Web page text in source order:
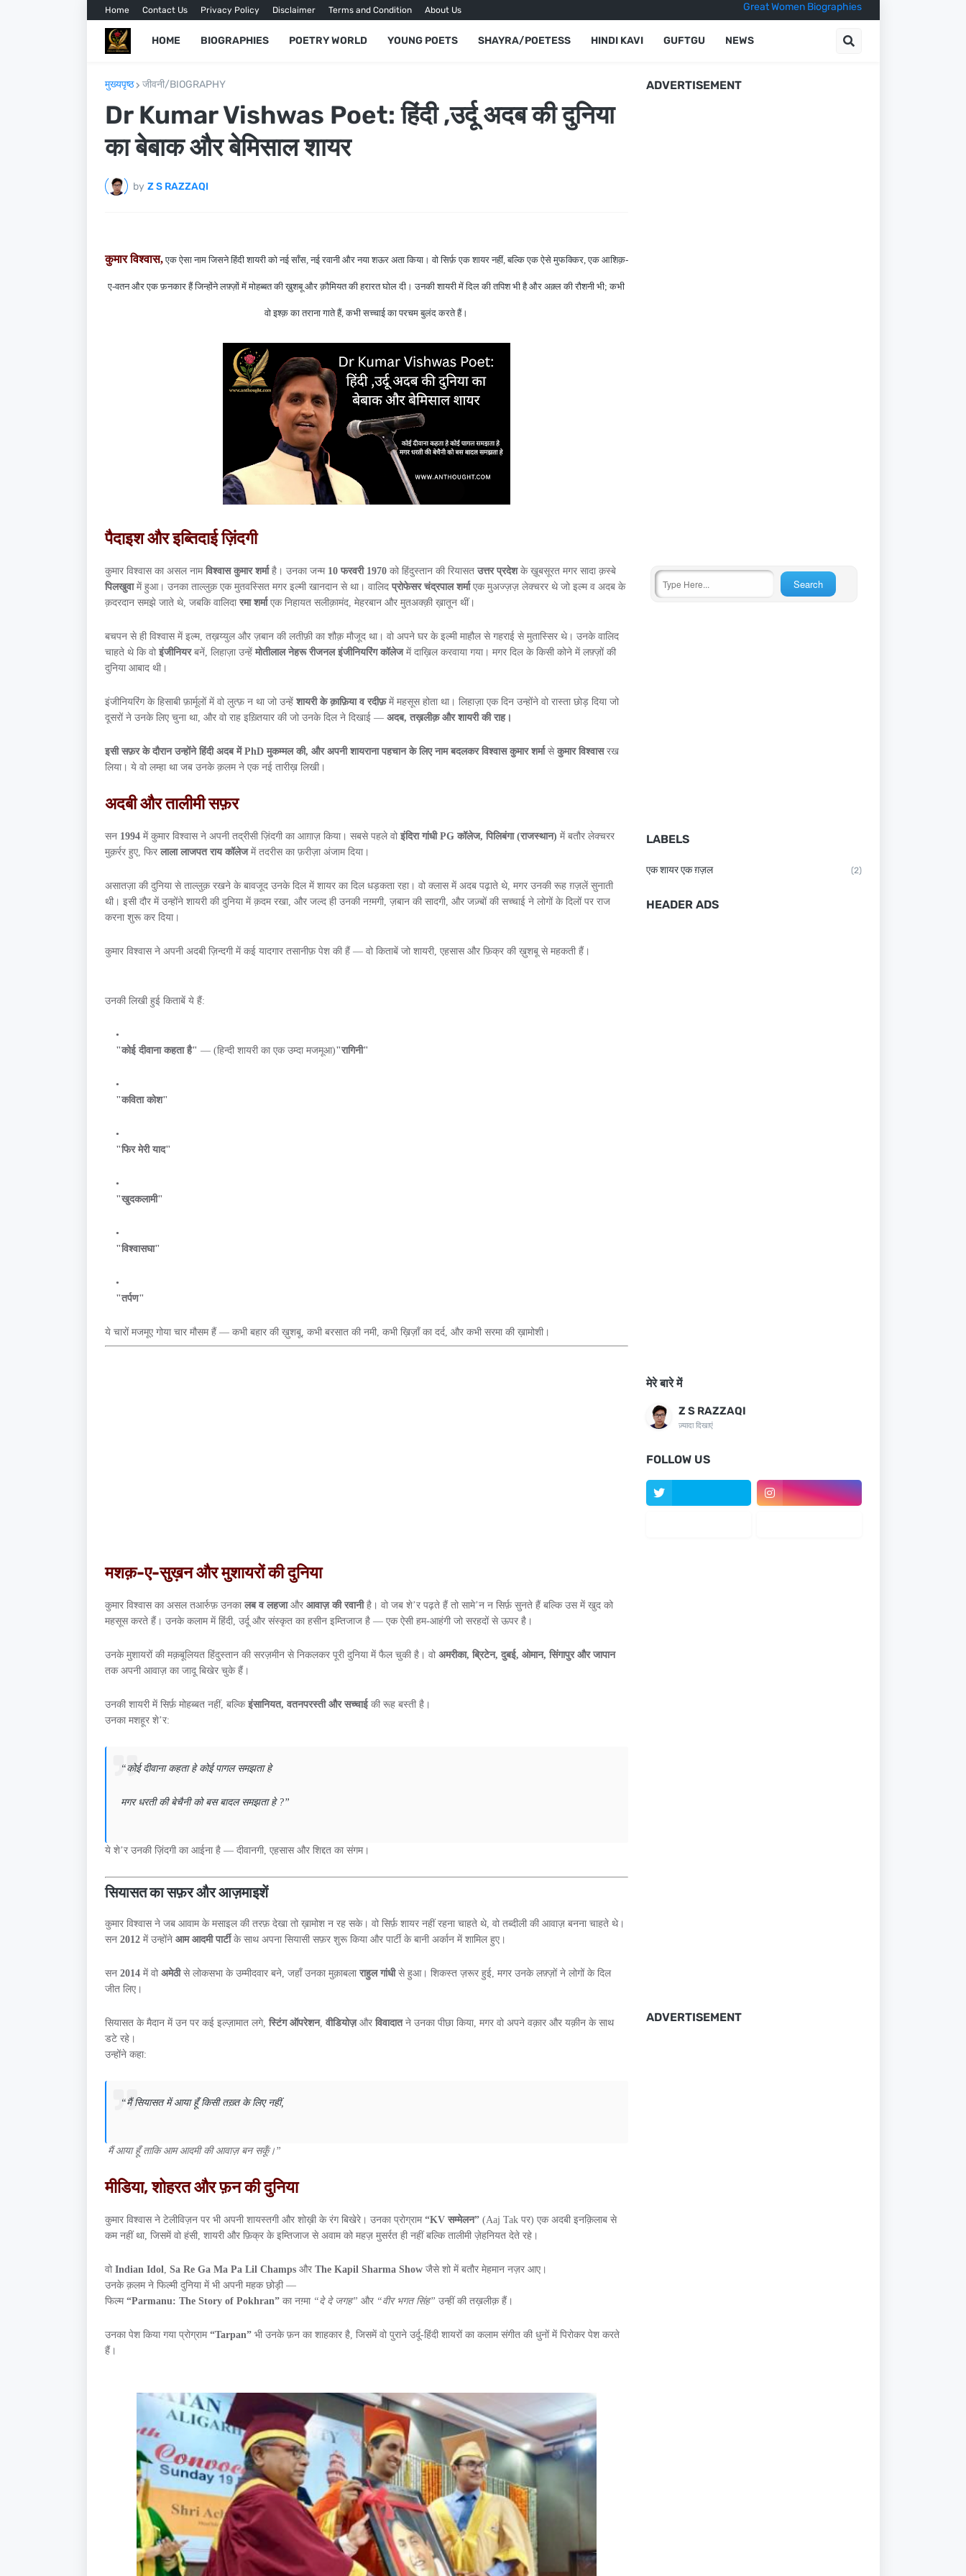
Home Contact Us Privacy Policy Disclaimer Terms and Condition About Us Great Women Biographies
HOME BIOGRAPHIES POETRY WORLD YOUNG POETS SHAYRA/POETESS HINDI KAVI GUFTGU NEWS
मुख्यपृष्ठ जीवनी/BIOGRAPHY
Dr Kumar Vishwas Poet: हिंदी ,उर्दू अदब की दुनिया
का बेबाक और बेमिसाल शायर
by Z S RAZZAQI
कुमार विश्वास,एक ऐसा नाम जिसने हिंदी शायरी को नई साँस, नई रवानी और नया शऊर अता किया। वो सिर्फ़ एक शायर नहीं, बल्कि एक ऐसे मुफक्किर, एक आशिक़-
ए-वतन और एक फ़नकार हैं जिन्होंने लफ़्ज़ों में मोहब्बत की ख़ुशबू और क़ौमियत की हरारत घोल दी। उनकी शायरी में दिल की तपिश भी है और अक़्ल की रौशनी भी; कभी
वो इश्क़ का तराना गाते हैं, कभी सच्चाई का परचम बुलंद करते हैं।
पैदाइश और इब्तिदाई ज़िंदगी
कुमार विश्वास का असल नाम विश्वास कुमार शर्माहै। उनका जन्म 10 फरवरी 1970को हिंदुस्तान की रियासत उत्तर प्रदेशके ख़ूबसूरत मगर सादा क़स्बे
पिलखुवामें हुआ। उनका ताल्लुक़ एक मुतवस्सित मगर इल्मी खानदान से था। वालिद प्रोफेसर चंद्रपाल शर्माएक मुअज्ज़ज़ लेक्चरर थे जो इल्म व अदब के
क़दरदान समझे जाते थे, जबकि वालिदा रमा शर्माएक निहायत सलीक़ामंद, मेहरबान और मुतअक्क़ी ख़ातून थीं।
बचपन से ही विश्वास में इल्म, तख़य्युल और ज़बान की लतीफ़ी का शौक़ मौजूद था। वो अपने घर के इल्मी माहौल से गहराई से मुतास्सिर थे। उनके वालिद
चाहते थे कि वो इंजीनियरबनें, लिहाज़ा उन्हें मोतीलाल नेहरू रीजनल इंजीनियरिंग कॉलेजमें दाख़िल करवाया गया। मगर दिल के किसी कोने में लफ़्ज़ों की
दुनिया आबाद थी।
इंजीनियरिंग के हिसाबी फ़ार्मूलों में वो लुत्फ़ न था जो उन्हें शायरी के क़ाफ़िया व रदीफ़में महसूस होता था। लिहाज़ा एक दिन उन्होंने वो रास्ता छोड़ दिया जो
दूसरों ने उनके लिए चुना था, और वो राह इख़्तियार की जो उनके दिल ने दिखाई — अदब, तख़लीक़ और शायरी की राह।
इसी सफ़र के दौरान उन्होंने हिंदी अदब में PhDमुकम्मल की, और अपनी शायराना पहचान के लिए नाम बदलकर विश्वास कुमार शर्मासे कुमार विश्वासरख
लिया। ये वो लम्हा था जब उनके क़लम ने एक नई तारीख़ लिखी।
अदबी और तालीमी सफ़र
सन 1994में कुमार विश्वास ने अपनी तद्रीसी ज़िंदगी का आग़ाज़ किया। सबसे पहले वो इंदिरा गांधी PG कॉलेज, पिलिबंगा (राजस्थान) में बतौर लेक्चरर
मुक़र्रर हुए, फिर लाला लाजपत राय कॉलेजमें तदरीस का फ़रीज़ा अंजाम दिया।
असातज़ा की दुनिया से ताल्लुक़ रखने के बावजूद उनके दिल में शायर का दिल धड़कता रहा। वो क्लास में अदब पढ़ाते थे, मगर उनकी रूह ग़ज़लें सुनाती
थी। इसी दौर में उन्होंने शायरी की दुनिया में क़दम रखा, और जल्द ही उनकी नग़्मगी, ज़बान की सादगी, और जज़्बों की सच्चाई ने लोगों के दिलों पर राज
करना शुरू कर दिया।
कुमार विश्वास ने अपनी अदबी ज़िन्दगी में कई यादगार तसानीफ़ पेश की हैं — वो किताबें जो शायरी, एहसास और फ़िक्र की ख़ुशबू से महकती हैं।
उनकी लिखी हुई किताबें ये हैं:
"कोई दीवाना कहता है" — (हिन्दी शायरी का एक उम्दा मजमूआ)"रागिनी"
"कविता कोश"
"फिर मेरी याद"
"खुदकलामी"
"विश्वासघा"
"तर्पण"
ये चारों मजमूए गोया चार मौसम हैं — कभी बहार की ख़ुशबू, कभी बरसात की नमी, कभी ख़िज़ाँ का दर्द, और कभी सरमा की ख़ामोशी।
मशक़-ए-सुख़न और मुशायरों की दुनिया
कुमार विश्वास का असल तआर्रुफ़ उनका लब व लहजाऔर आवाज़ की रवानीहै। वो जब शे’र पढ़ते हैं तो सामे’न न सिर्फ़ सुनते हैं बल्कि उस में खुद को
महसूस करते हैं। उनके कलाम में हिंदी, उर्दू और संस्कृत का हसीन इम्तिजाज है — एक ऐसी हम-आहंगी जो सरहदों से ऊपर है।
उनके मुशायरों की मक़बूलियत हिंदुस्तान की सरज़मीन से निकलकर पूरी दुनिया में फैल चुकी है। वो अमरीका, ब्रिटेन, दुबई, ओमान, सिंगापुर और जापान
तक अपनी आवाज़ का जादू बिखेर चुके हैं।
उनकी शायरी में सिर्फ़ मोहब्बत नहीं, बल्कि इंसानियत, वतनपरस्ती और सच्चाईकी रूह बस्ती है।
उनका मशहूर शे’र:
“कोई दीवाना कहता हे कोई पागल समझता हे
मगर धरती की बेचैनी को बस बादल समझता हे ?”
ये शे’र उनकी ज़िंदगी का आईना है — दीवानगी, एहसास और शिद्दत का संगम।
सियासत का सफ़र और आज़माइशें
कुमार विश्वास ने जब आवाम के मसाइल की तरफ़ देखा तो ख़ामोश न रह सके। वो सिर्फ़ शायर नहीं रहना चाहते थे, वो तब्दीली की आवाज़ बनना चाहते थे।
सन 2012में उन्होंने आम आदमी पार्टीके साथ अपना सियासी सफ़र शुरू किया और पार्टी के बानी अर्कान में शामिल हुए।
सन 2014में वो अमेठीसे लोकसभा के उम्मीदवार बने, जहाँ उनका मुक़ाबला राहुल गांधीसे हुआ। शिकस्त ज़रूर हुई, मगर उनके लफ़्ज़ों ने लोगों के दिल
जीत लिए।
सियासत के मैदान में उन पर कई इल्ज़ामात लगे, स्टिंग ऑपरेशन, वीडियोज़और विवादातने उनका पीछा किया, मगर वो अपने वक़ार और यक़ीन के साथ
डटे रहे।
उन्होंने कहा:
“मैं सियासत में आया हूँ किसी तख़्त के लिए नहीं,
मैं आया हूँ ताकि आम आदमी की आवाज़ बन सकूँ।”
मीडिया, शोहरत और फ़न की दुनिया
कुमार विश्वास ने टेलीविज़न पर भी अपनी शायस्तगी और शोख़ी के रंग बिखेरे। उनका प्रोग्राम “KV सम्मेलन”(Aaj Tak पर) एक अदबी इनक़िलाब से
कम नहीं था, जिसमें वो हंसी, शायरी और फ़िक्र के इम्तिजाज से अवाम को महज़ मुसर्रत ही नहीं बल्कि तालीमी ज़ेहनियत देते रहे।
वो Indian Idol, Sa Re Ga Ma Pa Lil Champsऔर The Kapil Sharma Showजैसे शो में बतौर मेहमान नज़र आए।
उनके क़लम ने फिल्मी दुनिया में भी अपनी महक छोड़ी —
फिल्म “Parmanu: The Story of Pokhran”का नग़्मा “दे दे जगह” और “वीर भगत सिंह” उन्हीं की तख़लीक़ हैं।
उनका पेश किया गया प्रोग्राम “Tarpan”भी उनके फ़न का शाहकार है, जिसमें वो पुराने उर्दू-हिंदी शायरों का कलाम संगीत की धुनों में पिरोकर पेश करते
हैं।
ADVERTISEMENT
LABELS
एक शायर एक ग़ज़ल (2)
HEADER ADS
मेरे बारे में
Z S RAZZAQI
ज़्यादा दिखाएं
FOLLOW US
ADVERTISEMENT